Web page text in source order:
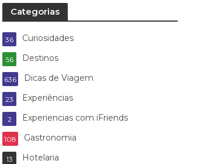
Categorias
Curiosidades
36
Destinos
56
Dicas de Viagem
636
Experiências
23
Experiencias com iFriends
2
Gastronomia
108
Hotelaria
13